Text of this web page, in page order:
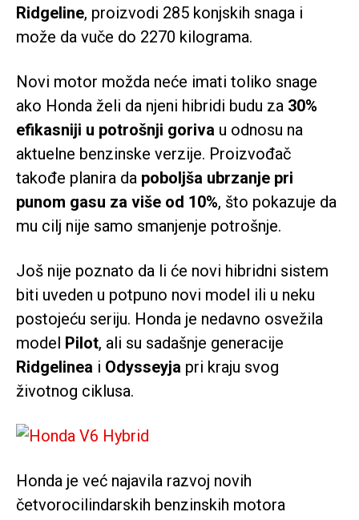
Ridgeline, proizvodi 285 konjskih snaga i
može da vuče do 2270 kilograma.
Novi motor možda neće imati toliko snage
ako Honda želi da njeni hibridi budu za 30%
efikasniji u potrošnji goriva u odnosu na
aktuelne benzinske verzije. Proizvođač
takođe planira da poboljša ubrzanje pri
punom gasu za više od 10%, što pokazuje da
mu cilj nije samo smanjenje potrošnje.
Još nije poznato da li će novi hibridni sistem
biti uveden u potpuno novi model ili u neku
postojeću seriju. Honda je nedavno osvežila
model Pilot, ali su sadašnje generacije
Ridgelinea i Odysseyja pri kraju svog
životnog ciklusa.
Honda je već najavila razvoj novih
četvorocilindarskih benzinskih motora